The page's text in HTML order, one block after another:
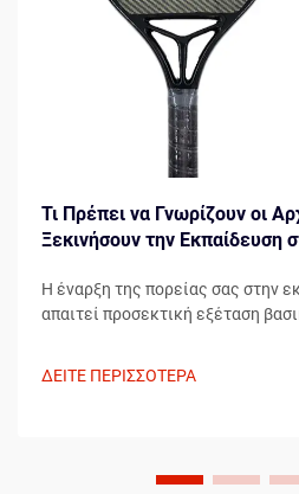
Τι Πρέπει να Γνωρίζουν οι
Ξεκινήσουν την Εκπαίδευση
Η έναρξη της πορείας σας στην
απαιτεί προσεκτική εξέταση
ΔΕΙΤΕ ΠΕΡΙΣΣΟΤΕΡΑ